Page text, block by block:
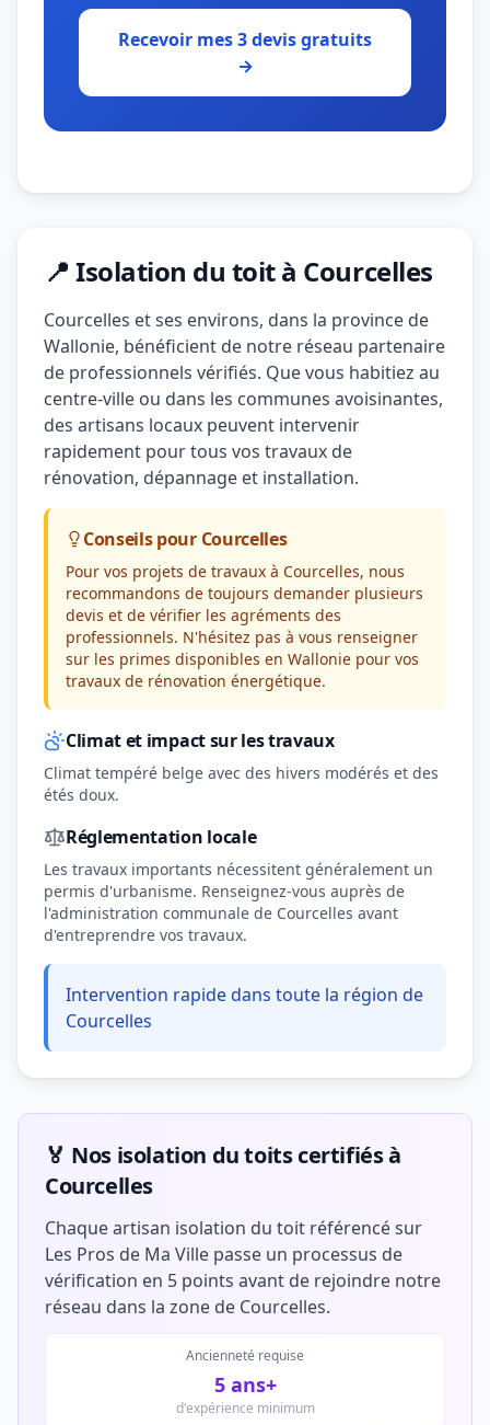
Recevoir mes 3 devis gratuits
→
📍 Isolation du toit à Courcelles
Courcelles et ses environs, dans la province de
Wallonie, bénéficient de notre réseau partenaire
de professionnels vérifiés. Que vous habitiez au
centre-ville ou dans les communes avoisinantes,
des artisans locaux peuvent intervenir
rapidement pour tous vos travaux de
rénovation, dépannage et installation.
Conseils pour Courcelles
Pour vos projets de travaux à Courcelles, nous
recommandons de toujours demander plusieurs
devis et de vérifier les agréments des
professionnels. N'hésitez pas à vous renseigner
sur les primes disponibles en Wallonie pour vos
travaux de rénovation énergétique.
Climat et impact sur les travaux
Climat tempéré belge avec des hivers modérés et des
étés doux.
Réglementation locale
Les travaux importants nécessitent généralement un
permis d'urbanisme. Renseignez-vous auprès de
l'administration communale de Courcelles avant
d'entreprendre vos travaux.
Intervention rapide dans toute la région de
Courcelles
🏅 Nos isolation du toits certifiés à
Courcelles
Chaque artisan isolation du toit référencé sur
Les Pros de Ma Ville passe un processus de
vérification en 5 points avant de rejoindre notre
réseau dans la zone de Courcelles.
Ancienneté requise
5 ans+
d'expérience minimum